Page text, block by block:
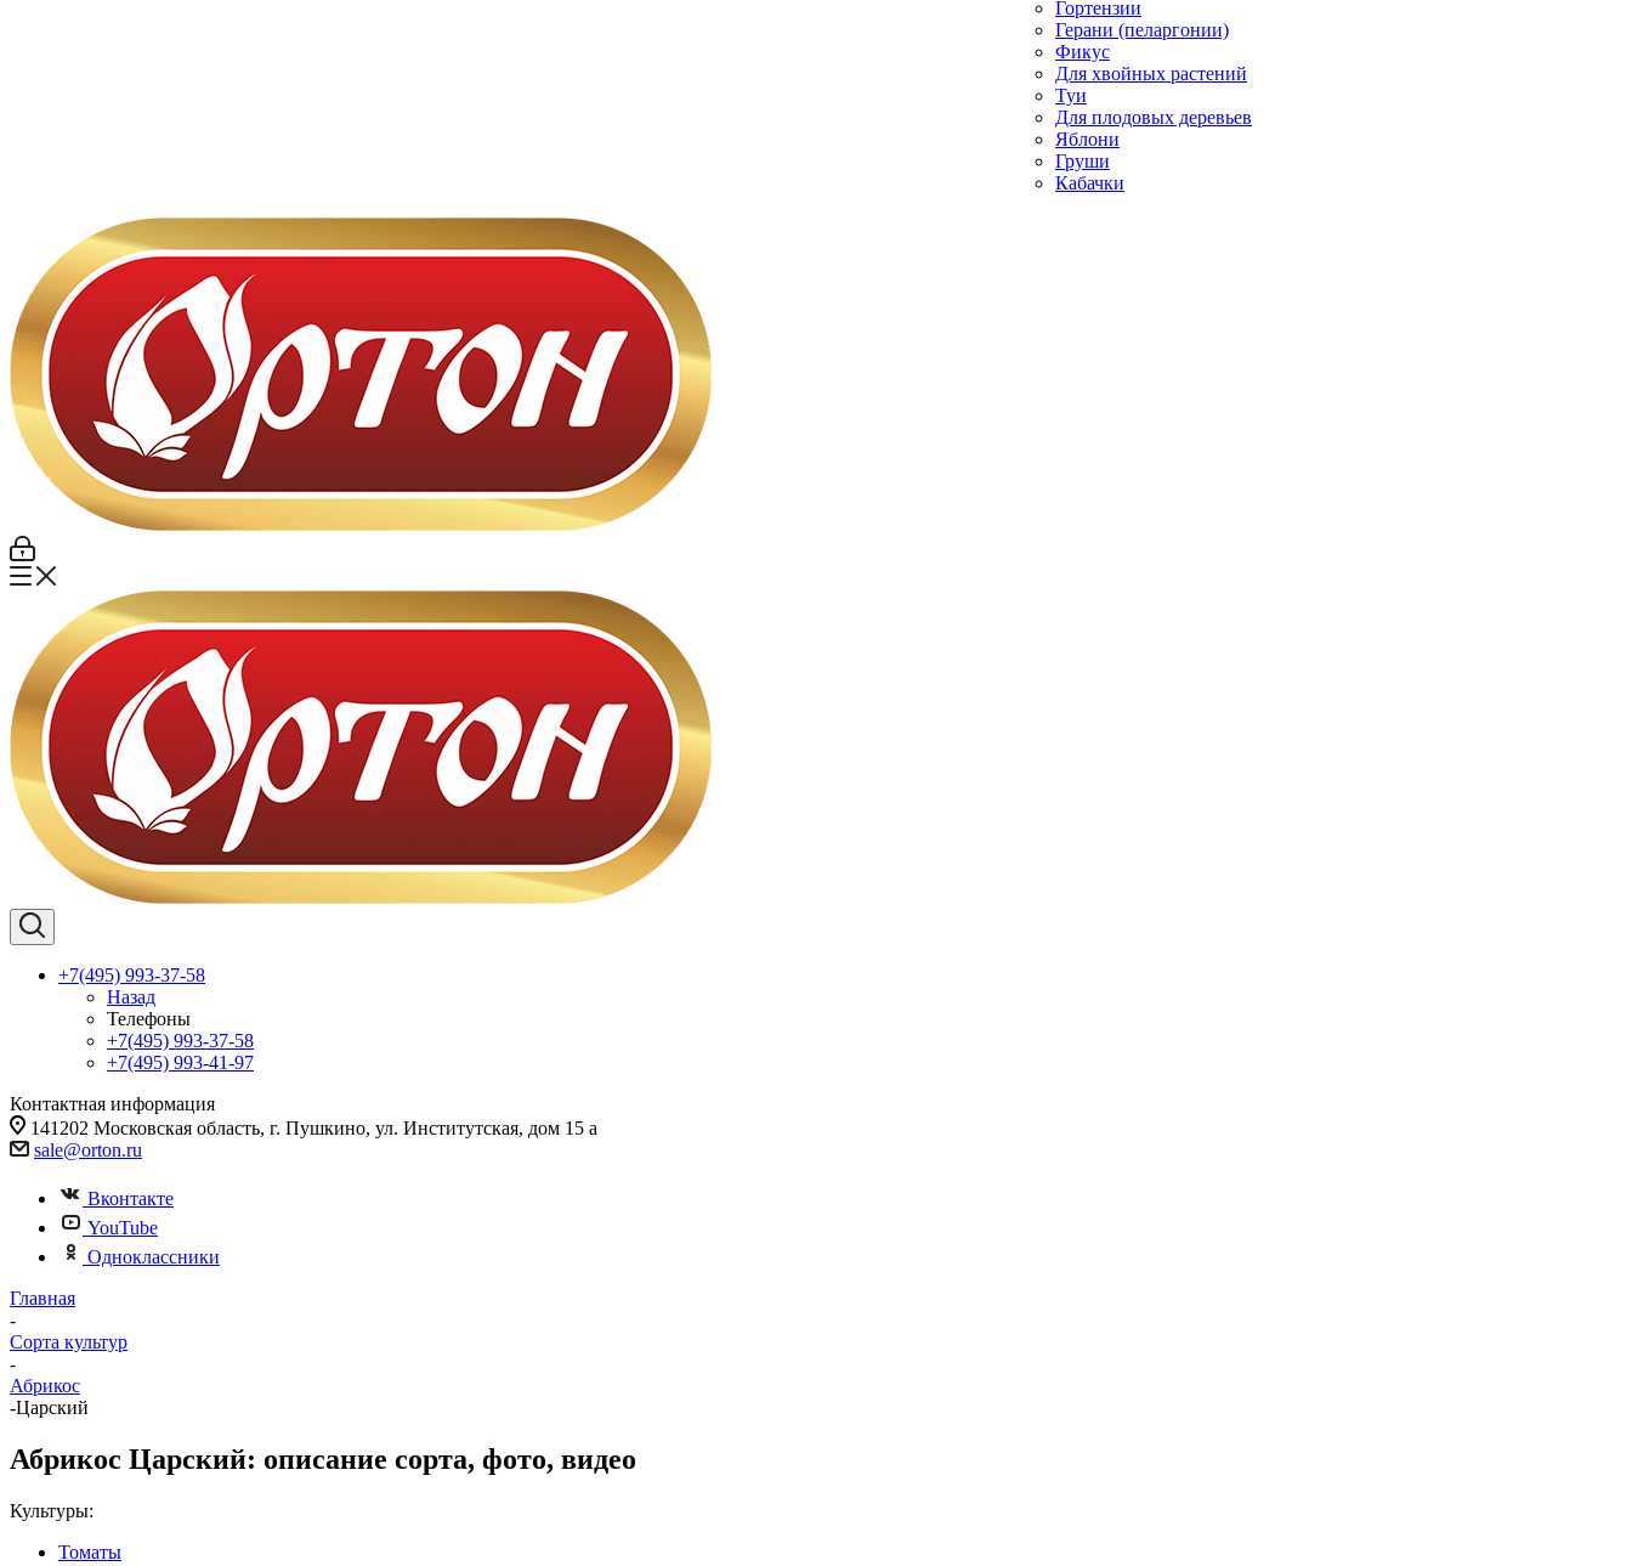
Гортензии
Герани (пеларгонии)
Фикус
Для хвойных растений
Туи
Для плодовых деревьев
Яблони
Груши
Кабачки
+7(495) 993-37-58
Назад
Телефоны
+7(495) 993-37-58
+7(495) 993-41-97
Контактная информация
141202 Московская область, г. Пушкино, ул. Институтская, дом 15 а
sale@orton.ru
Вконтакте
YouTube
Одноклассники
Главная
-
Сорта культур
-
Абрикос
-Царский
Абрикос Царский: описание сорта, фото, видео
Культуры:
Томаты